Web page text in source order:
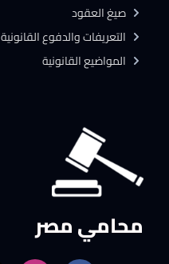
محامي مصر
صيغ العقود
التعريفات والدفوع القانونية
المواضيع القانونية